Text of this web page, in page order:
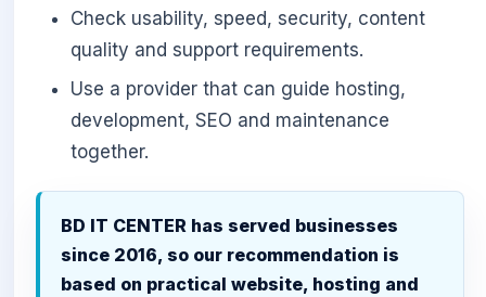
Check usability, speed, security, content
quality and support requirements.
Use a provider that can guide hosting,
development, SEO and maintenance
together.
BD IT CENTER has served businesses
since 2016, so our recommendation is
based on practical website, hosting and